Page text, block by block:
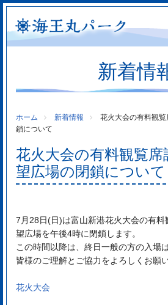
新着情
ホーム 新着情報
花火大会の有料観
鎖について
花火大会の有料観覧席
望広場の閉鎖について
7月28日(日)は富山新港花火大会の有料
望広場を午後4時に閉鎖します。
この時間以降は、終日一般の方の入場
皆様のご理解とご協力をよろしくお願
花火大会